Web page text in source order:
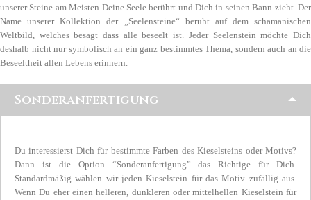
unserer Steine am Meisten Deine Seele berührt und Dich in seinen Bann zieht. Der
Name unserer Kollektion der „Seelensteine“ beruht auf dem schamanischen
Weltbild, welches besagt dass alle beseelt ist. Jeder Seelenstein möchte Dich
deshalb nicht nur symbolisch an ein ganz bestimmtes Thema, sondern auch an die
Beseeltheit allen Lebens erinnern.
Sonderanfertigung
Du interessierst Dich für bestimmte Farben des Kieselsteins oder Motivs?
Dann ist die Option “Sonderanfertigung” das Richtige für Dich.
Standardmäßig wählen wir jeden Kieselstein für das Motiv zufällig aus.
Wenn Du eher einen helleren, dunkleren oder mittelhellen Kieselstein für